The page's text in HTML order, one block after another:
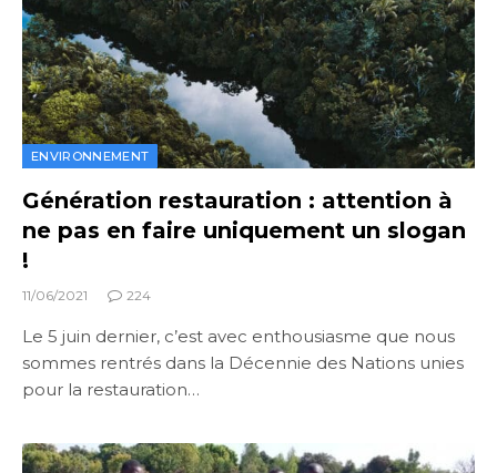
ENVIRONNEMENT
Génération restauration : attention à
ne pas en faire uniquement un slogan
!
11/06/2021 224
Le 5 juin dernier, c’est avec enthousiasme que nous
sommes rentrés dans la Décennie des Nations unies
pour la restauration…